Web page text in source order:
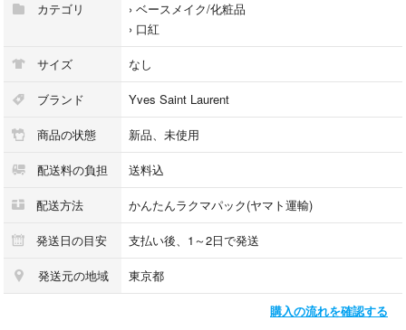
カテゴリ
› ベースメイク/化粧品
› 口紅
サイズ なし
ブランド Yves Saint Laurent
商品の状態 新品、未使用
配送料の負担 送料込
配送方法 かんたんラクマパック(ヤマト運輸)
発送日の目安 支払い後、1～2日で発送
発送元の地域 東京都
購入の流れを確認する